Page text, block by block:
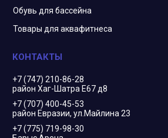
Обувь для бассейна
Товары для аквафитнеса
+7 (747) 210-86-28
район Хаг-Шатра Е67 д8
+7 (707) 400-45-53
район Евразии, ул.Майлина 23
+7 (775) 719-98-30